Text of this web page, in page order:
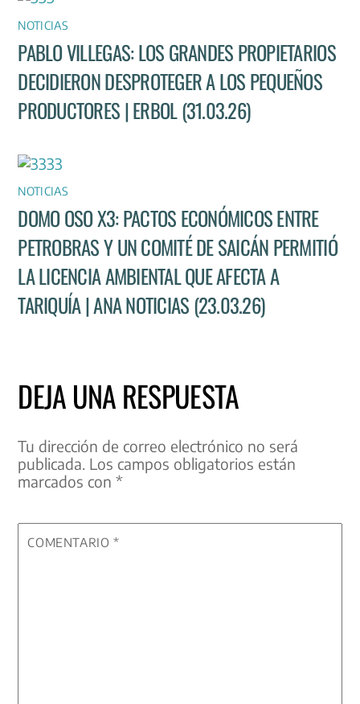
NOTICIAS
PABLO VILLEGAS: LOS GRANDES PROPIETARIOS
DECIDIERON DESPROTEGER A LOS PEQUEÑOS
PRODUCTORES | ERBOL (31.03.26)
NOTICIAS
DOMO OSO X3: PACTOS ECONÓMICOS ENTRE
PETROBRAS Y UN COMITÉ DE SAICÁN PERMITIÓ
LA LICENCIA AMBIENTAL QUE AFECTA A
TARIQUÍA | ANA NOTICIAS (23.03.26)
DEJA UNA RESPUESTA
Tu dirección de correo electrónico no será
publicada. Los campos obligatorios están
marcados con*
COMENTARIO*